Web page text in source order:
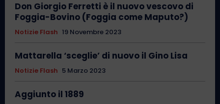
Don Giorgio Ferretti è il nuovo vescovo di
Foggia-Bovino (Foggia come Maputo?)
Notizie Flash 19 Novembre 2023
Mattarella ‘sceglie’ di nuovo il Gino Lisa
Notizie Flash 5 Marzo 2023
Aggiunto il 1889